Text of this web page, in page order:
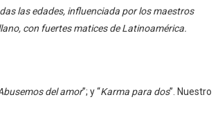
las edades, influenciada por los maestros
con fuertes matices de Latinoamérica.
del amor”; y “Karma para dos”. Nuestro